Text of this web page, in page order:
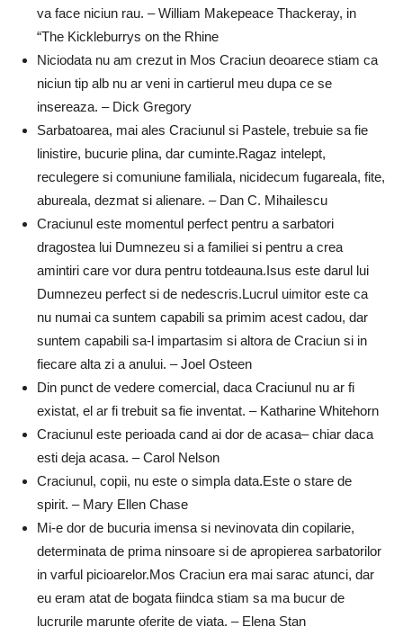
va face niciun rau. – William Makepeace Thackeray, in
“The Kickleburrys on the Rhine
Niciodata nu am crezut in Mos Craciun deoarece stiam ca
niciun tip alb nu ar veni in cartierul meu dupa ce se
insereaza. – Dick Gregory
Sarbatoarea, mai ales Craciunul si Pastele, trebuie sa fie
linistire, bucurie plina, dar cuminte.Ragaz intelept,
reculegere si comuniune familiala, nicidecum fugareala, fite,
abureala, dezmat si alienare. – Dan C. Mihailescu
Craciunul este momentul perfect pentru a sarbatori
dragostea lui Dumnezeu si a familiei si pentru a crea
amintiri care vor dura pentru totdeauna.Isus este darul lui
Dumnezeu perfect si de nedescris.Lucrul uimitor este ca
nu numai ca suntem capabili sa primim acest cadou, dar
suntem capabili sa-l impartasim si altora de Craciun si in
fiecare alta zi a anului. – Joel Osteen
Din punct de vedere comercial, daca Craciunul nu ar fi
existat, el ar fi trebuit sa fie inventat. – Katharine Whitehorn
Craciunul este perioada cand ai dor de acasa– chiar daca
esti deja acasa. – Carol Nelson
Craciunul, copii, nu este o simpla data.Este o stare de
spirit. – Mary Ellen Chase
Mi-e dor de bucuria imensa si nevinovata din copilarie,
determinata de prima ninsoare si de apropierea sarbatorilor
in varful picioarelor.Mos Craciun era mai sarac atunci, dar
eu eram atat de bogata fiindca stiam sa ma bucur de
lucrurile marunte oferite de viata. – Elena Stan